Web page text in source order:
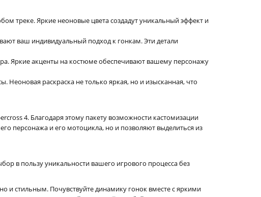
треке. Яркие неоновые цвета создадут уникальный эффект и
ваш индивидуальный подход к гонкам. Эти детали
Яркие акценты на костюме обеспечивают вашему персонажу
раскраска не только яркая, но и изысканная, что
4. Благодаря этому пакету возможности кастомизации
персонажа и его мотоцикла, но и позволяют выделиться из
в пользу уникальности вашего игрового процесса без
и стильным. Почувствуйте динамику гонок вместе с яркими